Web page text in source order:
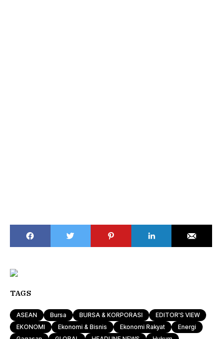
TAGS
ASEAN Bursa BURSA & KORPORASI
EDITOR'S VIEW
EKONOMI
Ekonomi & Bisnis Ekonomi Rakyat
Energi